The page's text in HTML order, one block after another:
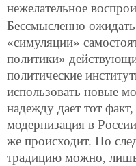
нежелательное
Бессмысленно
«симуляции»
политики»
политические
использовать новые
надежду дает тот
модернизация в
же происходит. Но
традицию можно,